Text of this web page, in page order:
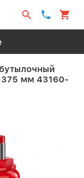
375 мм 43160-